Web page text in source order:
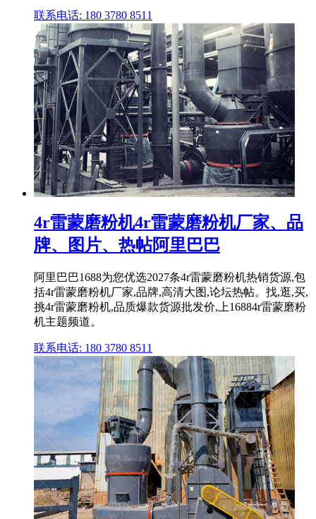
联系电话: 180 3780 8511
4r雷蒙磨粉机4r雷蒙磨粉机厂家、品
牌、图片、热帖阿里巴巴
阿里巴巴1688为您优选2027条4r雷蒙磨粉机热销货源,包
括4r雷蒙磨粉机厂家,品牌,高清大图,论坛热帖。找,逛,买,
挑4r雷蒙磨粉机,品质爆款货源批发价,上16884r雷蒙磨粉
机主题频道。
联系电话: 180 3780 8511